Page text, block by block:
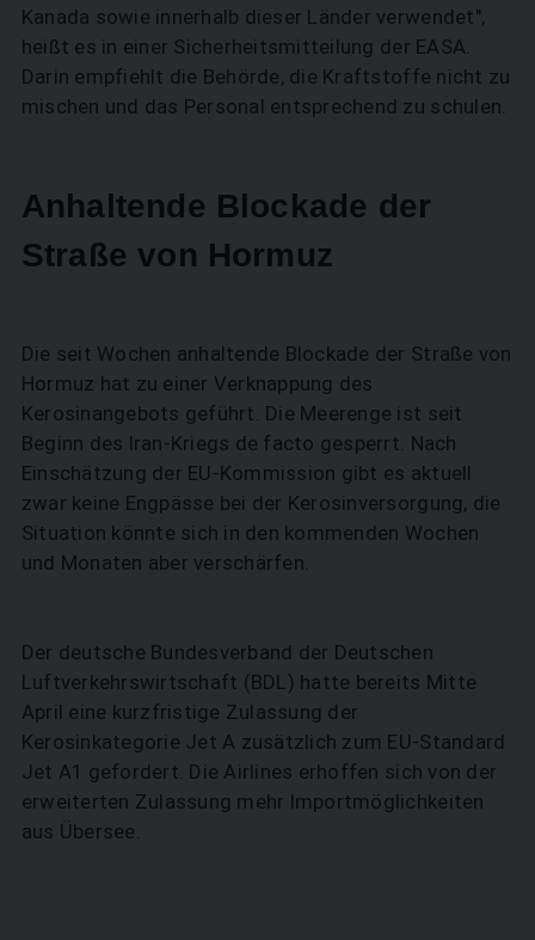
Kanada sowie innerhalb dieser Länder verwendet",
heißt es in einer Sicherheitsmitteilung der EASA.
Darin empfiehlt die Behörde, die Kraftstoffe nicht zu
mischen und das Personal entsprechend zu schulen.
Anhaltende Blockade der
Straße von Hormuz
Die seit Wochen anhaltende Blockade der Straße von
Hormuz hat zu einer Verknappung des
Kerosinangebots geführt. Die Meerenge ist seit
Beginn des Iran-Kriegs de facto gesperrt. Nach
Einschätzung der EU-Kommission gibt es aktuell
zwar keine Engpässe bei der Kerosinversorgung, die
Situation könnte sich in den kommenden Wochen
und Monaten aber verschärfen.
Der deutsche Bundesverband der Deutschen
Luftverkehrswirtschaft (BDL) hatte bereits Mitte
April eine kurzfristige Zulassung der
Kerosinkategorie Jet A zusätzlich zum EU-Standard
Jet A1 gefordert. Die Airlines erhoffen sich von der
erweiterten Zulassung mehr Importmöglichkeiten
aus Übersee.
SUCHEN